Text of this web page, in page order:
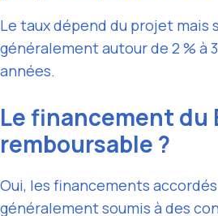
Le taux dépend du projet mais
généralement autour de 2 % à
années.
Le financement du
remboursable ?
Oui, les financements
généralement soumis à des